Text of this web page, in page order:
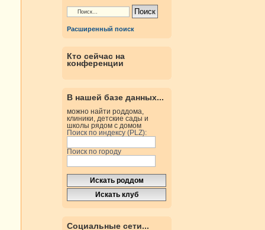
Расширенный поиск
Кто сейчас на
конференции
В нашей базе данных...
можно найти роддома,
клиники, детские сады и
школы рядом с домом
Поиск по индексу (PLZ):
Поиск по городу
Социальные сети...